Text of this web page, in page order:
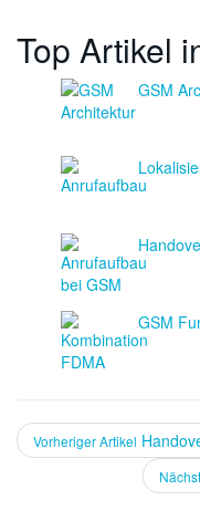
Top Artikel
GSM
GSM
Vorheriger Artikel